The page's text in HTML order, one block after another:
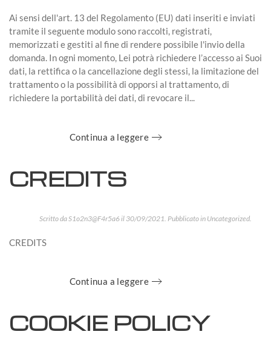
Ai sensi dell'art. 13 del Regolamento (EU) dati inseriti e inviati
tramite il seguente modulo sono raccolti, registrati,
memorizzati e gestiti al fine di rendere possibile l'invio della
domanda. In ogni momento, Lei potrà richiedere l’accesso ai Suoi
dati, la rettifica o la cancellazione degli stessi, la limitazione del
trattamento o la possibilità di opporsi al trattamento, di
richiedere la portabilità dei dati, di revocare il...
Continua a leggere
CREDITS
Scritto daS1o2n3@F4r5a6 il 30/09/2021 . Pubblicato in Uncategorized
CREDITS
Continua a leggere
COOKIE POLICY